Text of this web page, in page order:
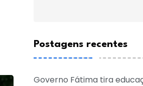
Postagens recentes
Governo Fátima tira